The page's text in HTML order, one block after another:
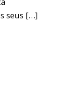
seus […]